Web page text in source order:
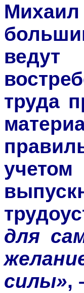
труда
для
силы»,